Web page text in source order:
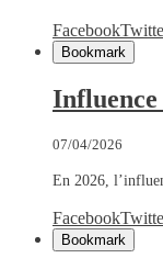
Facebook
Bookmark
Influence
07/04/2026
En 2026,
Facebook
Bookmark